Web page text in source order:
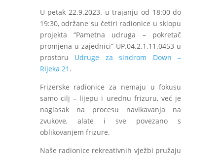
U petak 22.9.2023. u trajanju od 18:00 do
19:30, održane su četiri radionice u sklopu
projekta “Pametna udruga – pokretač
promjena u zajednici” UP.04.2.1.11.0453 u
prostoru Udruge za sindrom Down –
Rijeka 21 .
Frizerske radionice za nemaju u fokusu
samo cilj – lijepu i urednu frizuru, već je
naglasak na procesu navikavanja na
zvukove, alate i sve povezano s
oblikovanjem frizure.
Naše radionice rekreativnih vježbi pružaju